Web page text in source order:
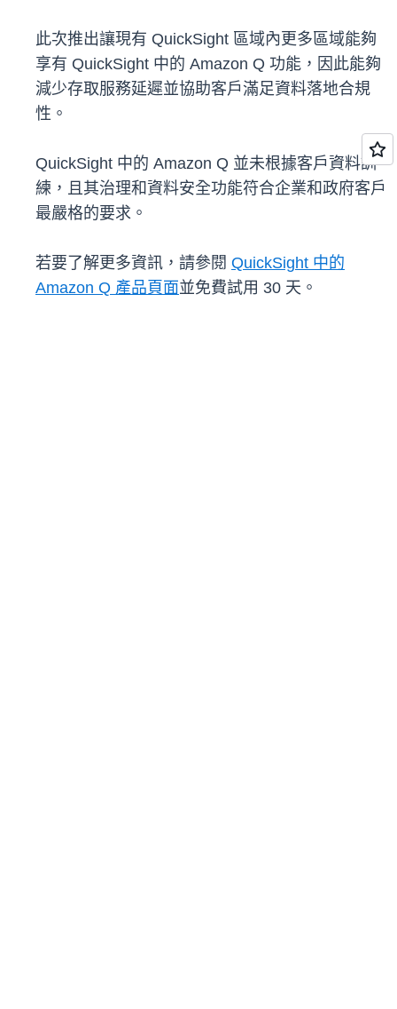
此次推出讓現有 QuickSight 區域內更多區域能夠
享有 QuickSight 中的 Amazon Q 功能，因此能夠
減少存取服務延遲並協助客戶滿足資料落地合規
性。
QuickSight 中的 Amazon Q 並未根據客戶資料訓
練，且其治理和資料安全功能符合企業和政府客戶
最嚴格的要求。
若要了解更多資訊，請參閱 QuickSight 中的
Amazon Q 產品頁面並免費試用 30 天。